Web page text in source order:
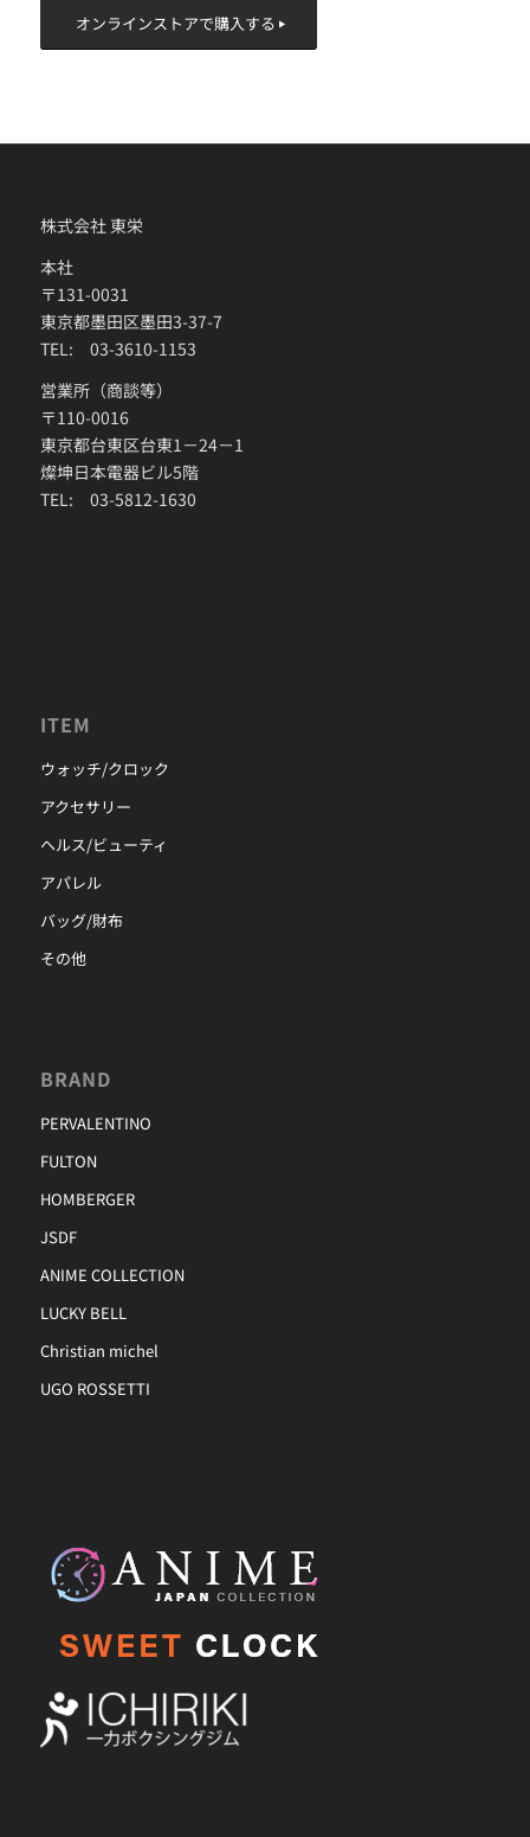
オンラインストアで購入する
株式会社 東栄
本社
〒131-0031
東京都墨田区墨田3-37-7
TEL: 03-3610-1153
営業所（商談等）
〒110-0016
東京都台東区台東1－24－1
燦坤日本電器ビル5階
TEL: 03-5812-1630
ITEM
ウォッチ/クロック
アクセサリー
ヘルス/ビューティ
アパレル
バッグ/財布
その他
BRAND
PERVALENTINO
FULTON
HOMBERGER
JSDF
ANIME COLLECTION
LUCKY BELL
Christian michel
UGO ROSSETTI